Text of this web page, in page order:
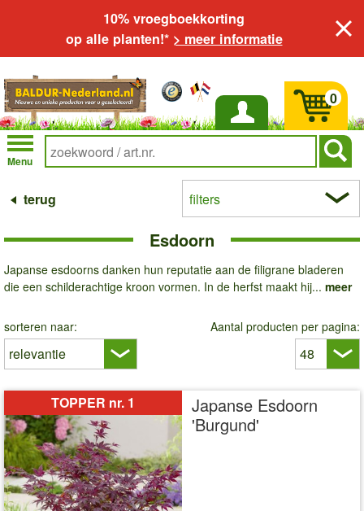
10% vroegboekkorting
op alle planten!* > meer informatie
Inloggen
Menu
0
terug filters
Esdoorn
Japanse esdoorns danken hun reputatie aan de filigrane bladeren
die een schilderachtige kroon vormen. In de herfst maakt hij... meer
sorteren naar: Aantal producten per pagina:
TOPPER nr. 1
Japanse Esdoorn
'Burgund'